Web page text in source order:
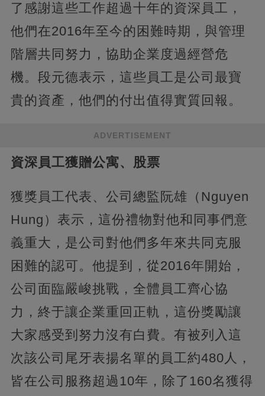
了感謝這些工作超過十年的資深員工，
他們在2016年至今的困難時期，與管理
階層共同努力，協助企業度過經營危
機。段元德表示，這些員工是公司最寶
貴的資產，他們的付出值得實質回報。
ADVERTISEMENT
資深員工獲贈公寓、股票
獲獎員工代表、公司總監阮雄（Nguyen
Hung）表示，這份禮物對他和同事們意
義重大，是公司對他們多年來共同克服
困難的認可。他提到，從2016年開始，
公司面臨嚴峻挑戰，全體員工齊心協
力，終于讓企業重回正軌，這份獎勵讓
大家感受到努力沒有白費。有被列入這
次該公司尾牙表揚名單的員工約480人，
皆在公司服務超過10年，除了160名獲得